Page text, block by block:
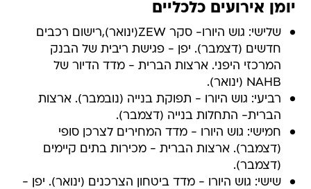
יומן אירועים כלכליים
שלישי: גוש היורו- סקר ZEW(ינואר),רישום רכבים
חדשים (דצמבר). יפן - פגישת ריבית של הבנק
המרכזי היפני. ארצות הברית - מדד הדיור של
NAHB (ינואר).
רביעי: גוש היורו - תפוקת בנייה (נובמבר). ארצות
הברית- התחלות בנייה (דצמבר).
חמישי: גוש היורו - מדד המחירים לצרכן סופי
(דצמבר). ארצות הברית - מכירות בתים קיימים
(דצמבר).
שישי: גוש היורו - מדד ביטחון הצרכנים (ינואר). יפן -